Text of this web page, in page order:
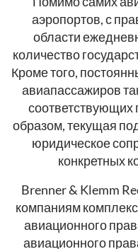
аэропортов, с
области
количество
Кроме того,
авиапассажиров
соответствующих
образом, текущая
юридическое
конкретных
Brenner & Klemm
компаниям
авиационного
авиационного